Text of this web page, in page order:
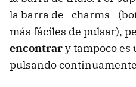
la barra de _charms_
más fáciles de pulsar),
encontrary tampoco es
pulsando